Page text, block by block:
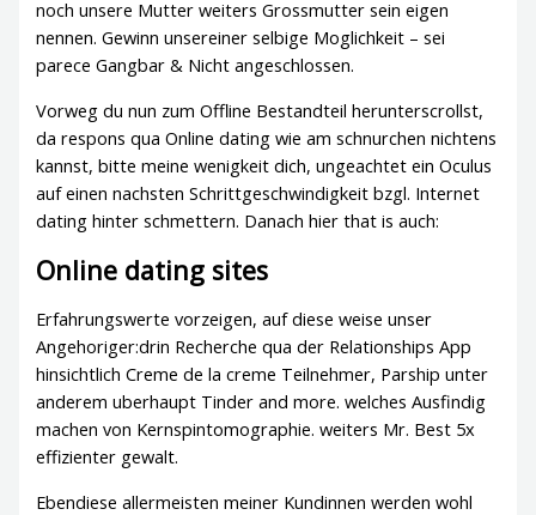
noch unsere Mutter weiters Grossmutter sein eigen
nennen. Gewinn unsereiner selbige Moglichkeit – sei
parece Gangbar & Nicht angeschlossen.
Vorweg du nun zum Offline Bestandteil herunterscrollst,
da respons qua Online dating wie am schnurchen nichtens
kannst, bitte meine wenigkeit dich, ungeachtet ein Oculus
auf einen nachsten Schrittgeschwindigkeit bzgl. Internet
dating hinter schmettern. Danach hier that is auch:
Online dating sites
Erfahrungswerte vorzeigen, auf diese weise unser
Angehoriger:drin Recherche qua der Relationships App
hinsichtlich Creme de la creme Teilnehmer, Parship unter
anderem uberhaupt Tinder and more. welches Ausfindig
machen von Kernspintomographie. weiters Mr. Best 5x
effizienter gewalt.
Ebendiese allermeisten meiner Kundinnen werden wohl